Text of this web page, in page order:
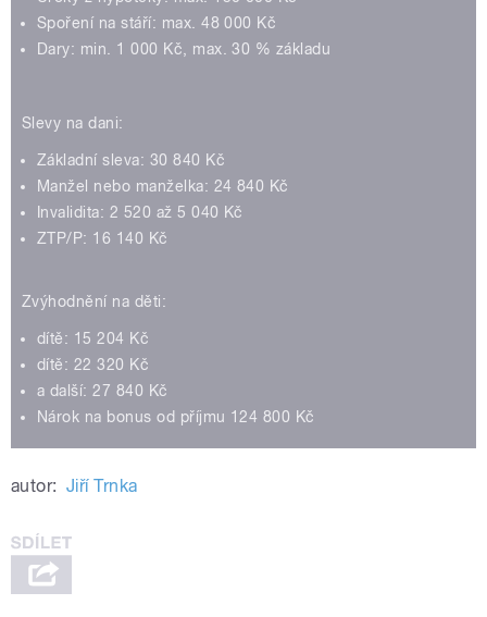
Spoření na stáří: max. 48 000 Kč
Dary: min. 1 000 Kč, max. 30 % základu
Slevy na dani:
Základní sleva: 30 840 Kč
Manžel nebo manželka: 24 840 Kč
Invalidita: 2 520 až 5 040 Kč
ZTP/P: 16 140 Kč
Zvýhodnění na děti:
dítě: 15 204 Kč
dítě: 22 320 Kč
a další: 27 840 Kč
Nárok na bonus od příjmu 124 800 Kč
autor: Jiří Trnka